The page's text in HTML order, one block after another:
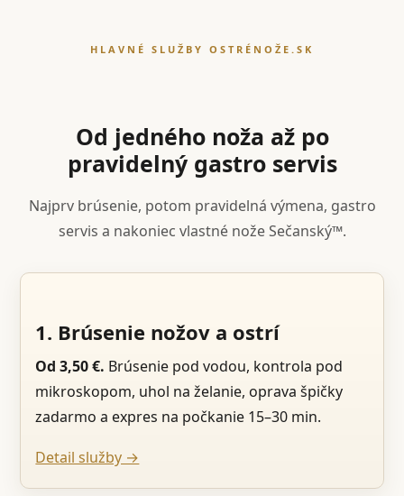
HLAVNÉ SLUŽBY OSTRÉNOŽE.SK
Od jedného noža až po
pravidelný gastro servis
Najprv brúsenie, potom pravidelná výmena, gastro
servis a nakoniec vlastné nože Sečanský™.
1. Brúsenie nožov a ostrí
Od 3,50 €. Brúsenie pod vodou, kontrola pod
mikroskopom, uhol na želanie, oprava špičky
zadarmo a expres na počkanie 15–30 min.
Detail služby →